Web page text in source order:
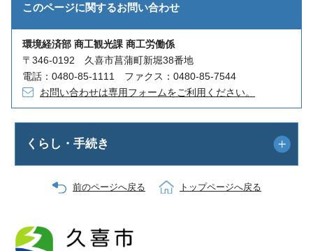
このページに関するお問い合わせ
環境経済部 商工観光課 商工労働係
〒346-0192 久喜市菖蒲町新堀38番地
電話：0480-85-1111 ファクス：0480-85-7544
お問い合わせは専用フォームをご利用ください。
くらし・手続き
前のページへ戻る トップページへ戻る